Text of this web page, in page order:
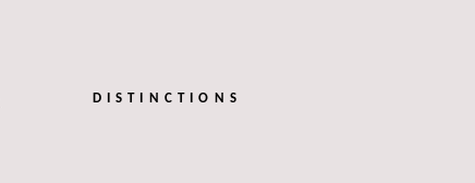
DISTINCTIONS